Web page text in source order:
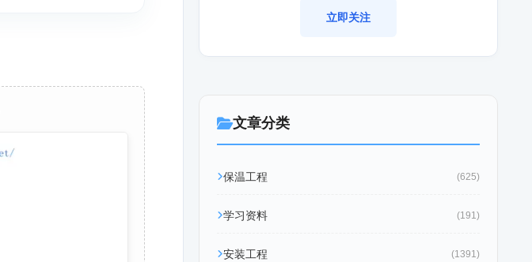
立即关注
文章分类
保温工程 (625)
学习资料 (191)
安装工程 (1391)